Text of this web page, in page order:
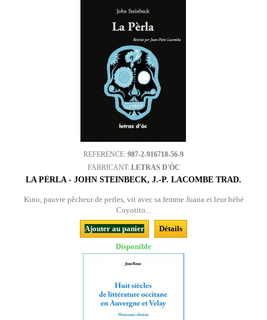
REFERENCE: 987-2-916718-56-9
FABRICANT: LETRAS D'ÒC
LA PÈRLA - JOHN STEINBECK, J.-P. LACOMBE TRAD.
Kino, pauvre pêcheur de perles, vit avec sa femme Juana et leur bébé
Coyotito...
Ajouter au panier
Détails
Disponible